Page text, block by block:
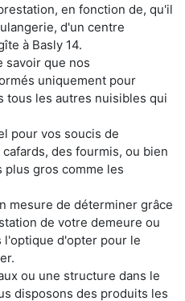
en fonction de, qu'il
d'un centre
à Basly 14.
savoir que nos
uniquement pour
tous les autres nuisibles qui
pour vos soucis de
des fourmis, ou bien
plus gros comme les
mesure de déterminer grâce
de votre demeure ou
l'optique d'opter pour le
ou une structure dans le
disposons des produits les